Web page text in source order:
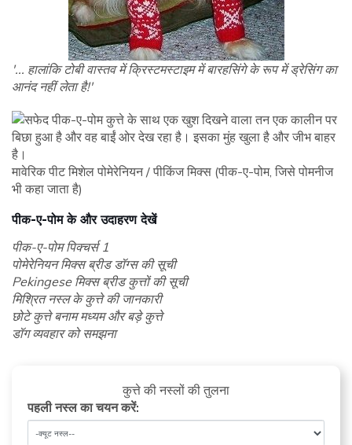
'... हालांकि टोबी वास्तव में क्रिस्टमस्टाइम में बारहसिंगे के रूप में ड्रेसिंग का
आनंद नहीं लेता है!'
मावेरिक पीट मिशेल पोमेरेनियन / पीकिंज मिक्स (पीक-ए-पोम, जिसे पोमनीज
भी कहा जाता है)
पीक-ए-पोम के और उदाहरण देखें
पीक-ए-पोम पिक्चर्स 1
पोमेरेनियन मिक्स ब्रीड डॉग्स की सूची
Pekingese मिक्स ब्रीड कुत्तों की सूची
मिश्रित नस्ल के कुत्ते की जानकारी
छोटे कुत्ते बनाम मध्यम और बड़े कुत्ते
डॉग व्यवहार को समझना
कुत्ते की नस्लों की तुलना
पहली नस्ल का चयन करें: